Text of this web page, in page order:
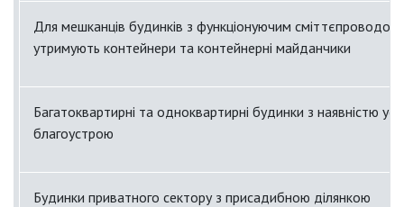
для споживачів послуг, крім споживачів за
будинках
присадибною ділянкою
Для мешканців будинків з функціонуючим сміттєпроводом
утримують контейнери та контейнерні майданчики
Багатоквартирні та одноквартирні будинки з наявністю
благоустрою
Будинки приватного сектору з присадибною ділянкою